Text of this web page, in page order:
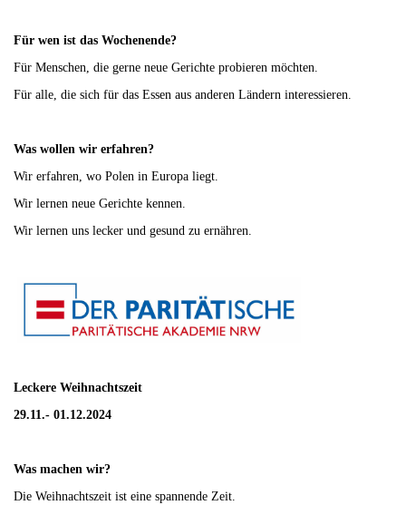
Für wen ist das Wochenende?
Für Menschen, die gerne neue Gerichte probieren möchten.
Für alle, die sich für das Essen aus anderen Ländern interessieren.
Was wollen wir erfahren?
Wir erfahren, wo Polen in Europa liegt.
Wir lernen neue Gerichte kennen.
Wir lernen uns lecker und gesund zu ernähren.
Leckere Weihnachtszeit
29.11.- 01.12.2024
Was machen wir?
Die Weihnachtszeit ist eine spannende Zeit.